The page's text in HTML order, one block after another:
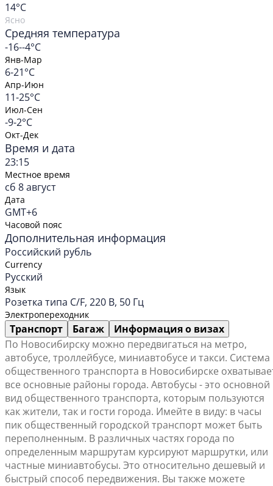
14°C
Ясно
Средняя температура
-16--4°C
Янв-Мар
6-21°C
Апр-Июн
11-25°C
Июл-Сен
-9-2°C
Окт-Дек
Время и дата
23:15
Местное время
сб 8 август
Дата
GMT+6
Часовой пояс
Дополнительная информация
Российский рубль
Currency
Русский
Язык
Розетка типа C/F, 220 В, 50 Гц
Электропереходник
Транспорт Багаж
Информация о визах
По Новосибирску можно передвигаться на метро,
автобусе, троллейбусе, миниавтобусе и такси. Система
общественного транспорта в Новосибирске
все основные районы города. Автобусы - это основной
вид общественного транспорта, которым пользуются
как жители, так и гости города. Имейте в виду: в часы
пик общественный городской транспорт может быть
переполненным. В различных частях города по
определенным маршрутам курсируют маршрутки, или
частные миниавтобусы. Это относительно дешевый и
быстрый способ передвижения. Вы также можете